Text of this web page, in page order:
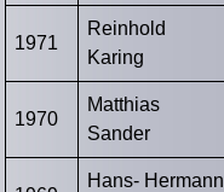
1971
Reinhold
Karing
1970
Matthias
Sander
Hans- Hermann